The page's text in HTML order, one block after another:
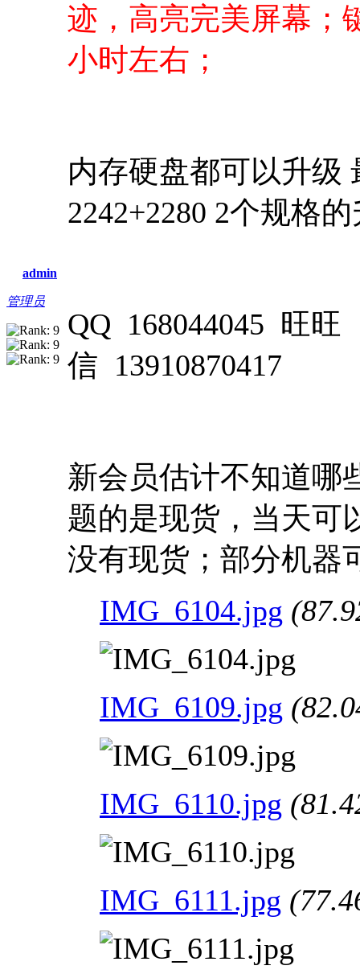
admin
管理员
迹，高亮完美屏幕；
小时左右；
内存硬盘都可以升
2242+2280 2个规格
QQ 168044045 旺
信 13910870417
新会员估计不知道哪
题的是现货，当天可
没有现货；部分机器
IMG_6104.jpg
IMG_6109.jpg
IMG_6110.jpg
IMG_6111.jpg